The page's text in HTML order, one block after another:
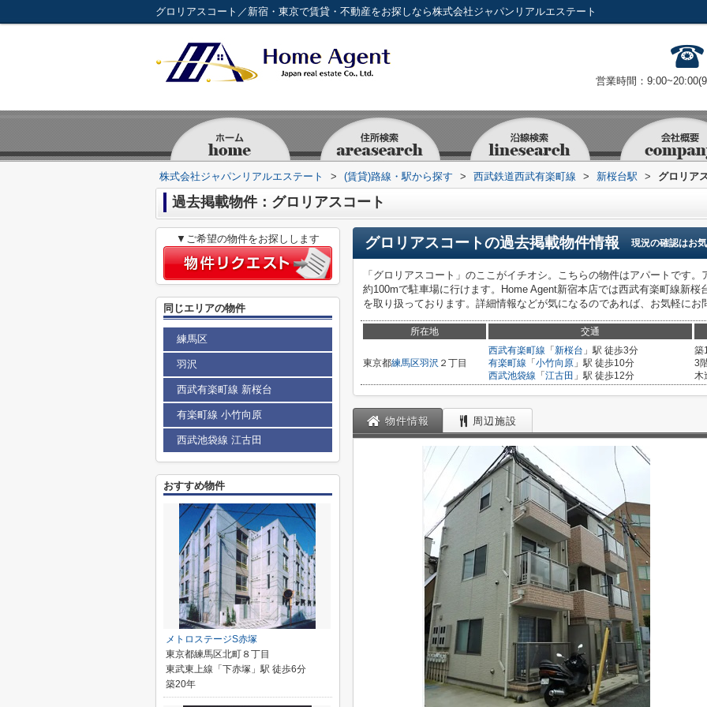
グロリアスコート／新宿・東京で賃貸・不動産をお探しなら株式会社ジャパンリアルエステート
営業時間：
株式会社ジャパンリアルエステート > (賃貸)路線・駅から探す > 西武鉄道西武有楽町線 > 新桜台駅 > グロリア
過去掲載物件：グロリアスコート
グロリアスコートの過去掲載物件情報 現況の確認はお
「グロリアスコート」のここがイチオシ。こちらの物件はアパートです
約100mで駐車場に行けます。Home Agent新宿本店では西武有楽町線新
を取り扱っております。詳細情報などが気になるのであれば、お気軽にお
所在地 交通
東京都練馬区羽沢 ２丁目
西武有楽町線 「 新桜台 」駅 徒歩3分
有楽町線 「 小竹向原 」駅 徒歩10分
西武池袋線 「 江古田 」駅 徒歩12分
築
3
木
物件情報 周辺施設
▼ご希望の物件をお探しします
同じエリアの物件
練馬区
羽沢
西武有楽町線 新桜台
有楽町線 小竹向原
西武池袋線 江古田
おすすめ物件
メトロステージS赤塚
東京都練馬区北町８丁目
東武東上線「下赤塚」駅 徒歩6分
築20年